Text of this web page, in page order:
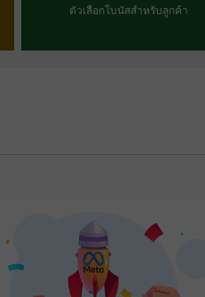
ตัวเลือกโบนัสสำหรับลูกค้า